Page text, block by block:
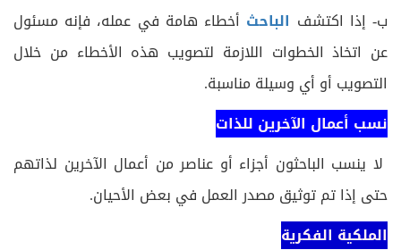
ب- إذا اكتشف الباحث أخطاء هامة في عمله، فإنه مسئول
عن اتخاذ الخطوات اللازمة لتصويب هذه الأخطاء من خلال
التصويب أو أي وسيلة مناسبة.
نسب أعمال الآخرين للذات
لا ينسب الباحثون أجزاء أو عناصر من أعمال الآخرين لذاتهم
حتى إذا تم توثيق مصدر العمل في بعض الأحيان.
الملكية الفكرية